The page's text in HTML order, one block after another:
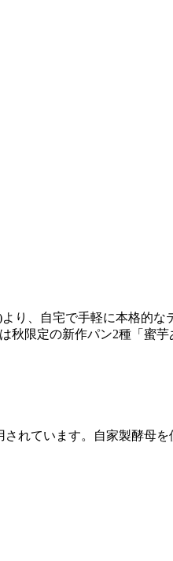
り、自宅で手軽に本格的
限定の新作パン2種「蜜
れています。自家製酵母